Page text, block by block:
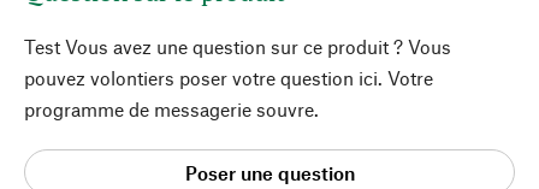
Test Vous avez une question sur ce produit ? Vous
pouvez volontiers poser votre question ici. Votre
programme de messagerie souvre.
Poser une question